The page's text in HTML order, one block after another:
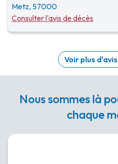
Metz, 57000
Consulter l'avis de décès
Voir plus
Nous sommes là
chaque